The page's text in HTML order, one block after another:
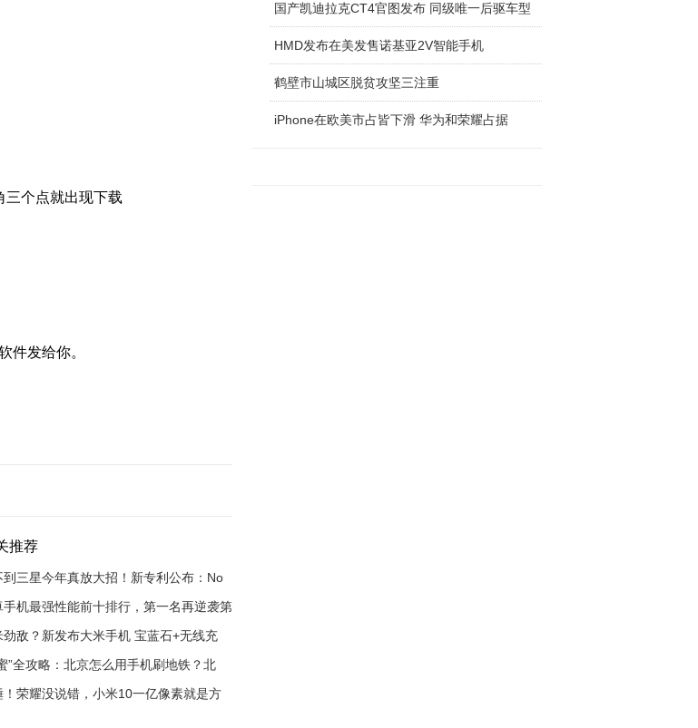
三个点就出现下载
件发给你。
推荐
到三星今年真放大招！新专利公布：No
手机最强性能前十排行，第一名再逆袭第
劲敌？新发布大米手机 宝蓝石+无线充
”全攻略：北京怎么用手机刷地铁？北
！荣耀没说错，小米10一亿像素就是方
国产凯迪拉克CT4官图发布 同级唯一后驱车型
HMD发布在美发售诺基亚2V智能手机
鹤壁市山城区脱贫攻坚三注重
iPhone在欧美市占皆下滑 华为和荣耀占据